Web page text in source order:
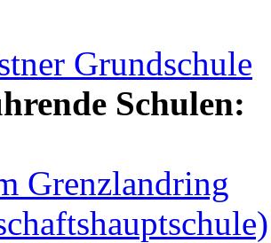
Grundschule
Schulen:
Grenzlandring